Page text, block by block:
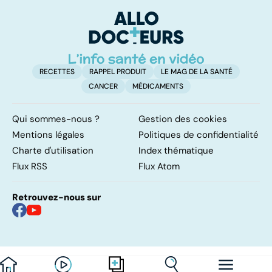
RECETTES RAPPEL PRODUIT
LE MAG DE LA SANTÉ
CANCER
MÉDICAMENTS
Qui sommes-nous ?
Gestion des cookies
Mentions légales
Politiques de confidentialité
Charte d'utilisation
Index thématique
Flux RSS
Flux Atom
Retrouvez-nous sur